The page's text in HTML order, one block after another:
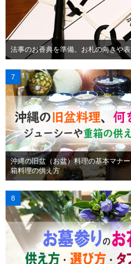
法事のお香典を準備。お札の向きや
沖縄の旧盆（お盆）料理の基本マナ
箱料理の供え方